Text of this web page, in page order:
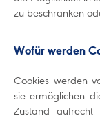
zu beschränken
Wofür werden
Cookies werden
sie ermöglichen
Zustand